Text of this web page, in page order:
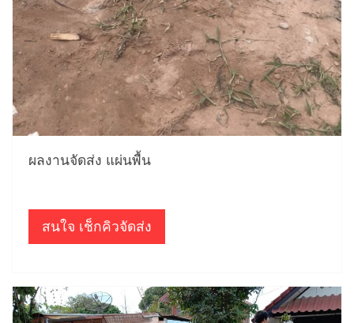
ผลงานจัดส่ง แผ่นพื้น
สนใจ เช็กคิวจัดส่ง